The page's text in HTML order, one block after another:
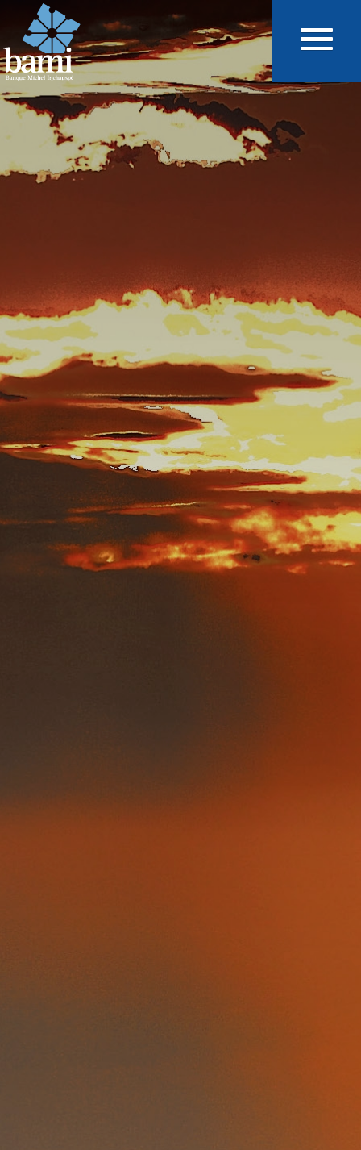
Aller au contenu principal